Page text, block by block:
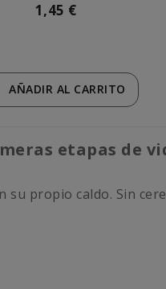
1,45 €
AÑADIR AL CARRITO
etapas de
propio caldo. Sin